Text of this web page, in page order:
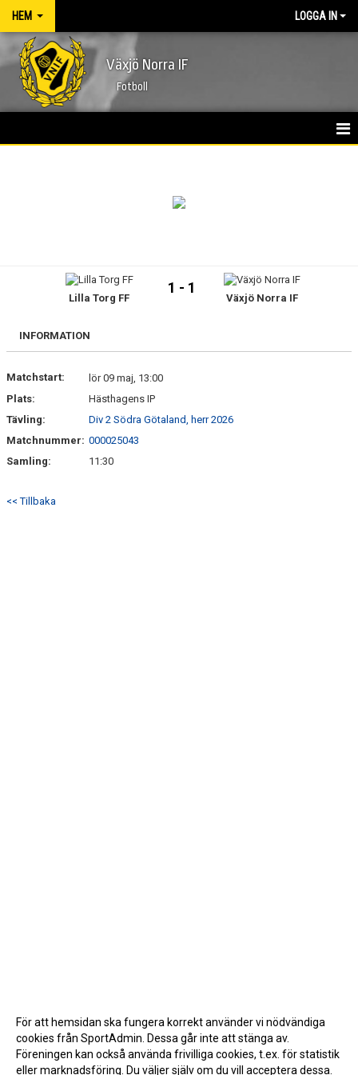
HEM LOGGA IN
Växjö Norra IF
Fotboll
MATCHER
MEDLEM
DOKUMENT
FÖLJ OSS PÅ FACEBOOK
Lilla Torg FF
1 - 1
Växjö Norra IF
INFORMATION
Matchstart:
lör 09 maj, 13:00
Plats:
Hästhagens IP
Tävling:
Div 2 Södra Götaland, herr 2026
Matchnummer: 000025043
Samling:
11:30
<< Tillbaka
För att hemsidan ska fungera korrekt använder vi nödvändiga
cookies från SportAdmin. Dessa går inte att stänga av.
Föreningen kan också använda frivilliga cookies, t.ex. för statistik
eller marknadsföring. Du väljer själv om du vill acceptera dessa.